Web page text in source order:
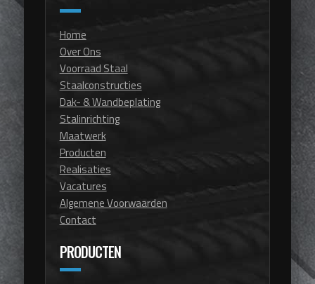
Home
Over Ons
Voorraad Staal
Staalconstructies
Dak- & Wandbeplating
Stalinrichting
Maatwerk
Producten
Realisaties
Vacatures
Algemene Voorwaarden
Contact
PRODUCTEN